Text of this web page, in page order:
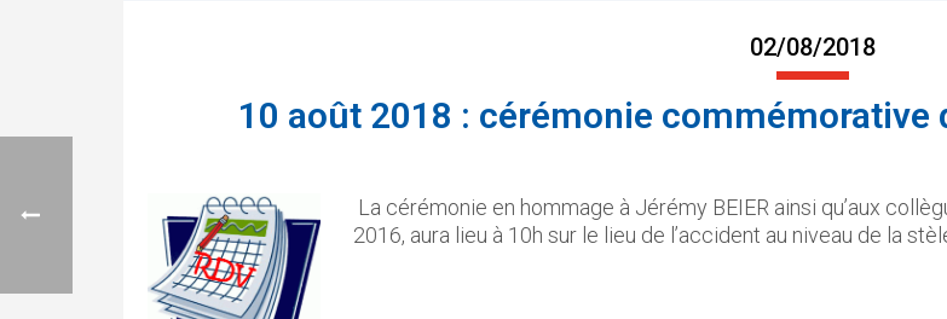
02/08/2018
10 août 2018 : cérémonie commémorative
La cérémonie en hommage à Jérémy BEIER ainsi qu’aux
2016, aura lieu à 10h sur le lieu de l’accident au niveau de la